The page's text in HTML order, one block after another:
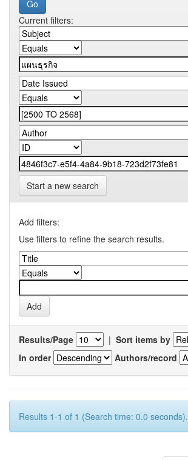
Current filters:
Start a new search
Add filters:
Use filters to refine the search results.
Results/Page | Sort items by
In order
Authors/record
Results 1-1 of 1 (Search time: 0.0 seconds).